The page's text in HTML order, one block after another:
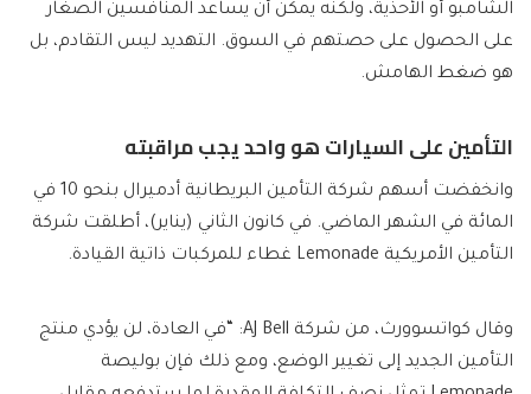
الشامبو أو الأحذية، ولكنه يمكن أن يساعد المنافسين الصغار
على الحصول على حصتهم في السوق. التهديد ليس التقادم، بل
هو ضغط الهامش.
التأمين على السيارات هو واحد يجب مراقبته
وانخفضت أسهم شركة التأمين البريطانية أدميرال بنحو 10 في
المائة في الشهر الماضي. في كانون الثاني (يناير)، أطلقت شركة
التأمين الأمريكية Lemonade غطاء للمركبات ذاتية القيادة.
وقال كواتسوورث، من شركة AJ Bell: “في العادة، لن يؤدي منتج
التأمين الجديد إلى تغيير الوضع، ومع ذلك فإن بوليصة